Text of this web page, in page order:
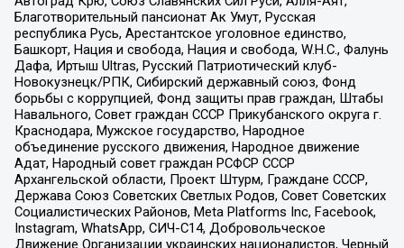
Благотворительный пансионат Ак Умут, Русская
республика Русь, Арестантское уголовное единство,
Башкорт, Нация и свобода, Нация и свобода, W.H.С., Фалунь
Дафа, Иртыш Ultras, Русский Патриотический клуб-
Новокузнецк/РПК, Сибирский державный союз, Фонд
борьбы с коррупцией, Фонд защиты прав граждан, Штабы
Навального, Совет граждан СССР Прикубанского округа г.
Краснодара, Мужское государство, Народное
объединение русского движения, Народное движение
Адат, Народный совет граждан РСФСР СССР
Архангельской области, Проект Штурм, Граждане СССР,
Держава Союз Советских Светлых Родов, Совет Советских
Социалистических Районов, Meta Platforms Inc, Facebook,
Instagram, WhatsApp, СИЧ-С14, Добровольческое
Движение Организации украинских националистов, Черный